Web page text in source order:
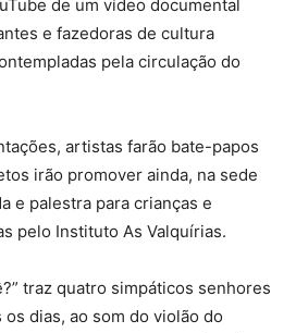
de um vídeo documental
e fazedoras de cultura
pela circulação do
artistas farão bate-papos
irão promover ainda, na sede
e palestra para crianças e
pelo Instituto As Valquírias.
traz quatro simpáticos senhores
dias, ao som do violão do